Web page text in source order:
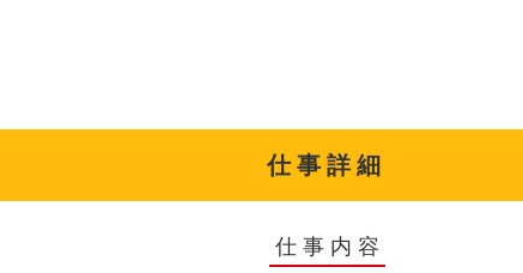
仕事詳細
仕事内容